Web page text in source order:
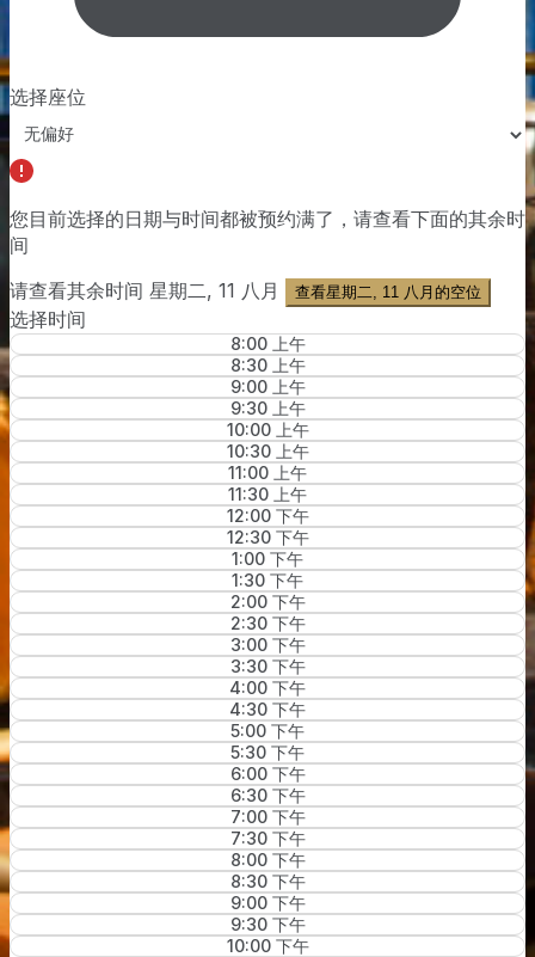
选择座位
您目前选择的日期与时间都被预约满了，请查看下面的其余时
间
请查看其余时间 星期二, 11 八月 查看星期二, 11 八月的空位
选择时间
8:00 上午
8:30 上午
9:00 上午
9:30 上午
10:00 上午
10:30 上午
11:00 上午
11:30 上午
12:00 下午
12:30 下午
1:00 下午
1:30 下午
2:00 下午
2:30 下午
3:00 下午
3:30 下午
4:00 下午
4:30 下午
5:00 下午
5:30 下午
6:00 下午
6:30 下午
7:00 下午
7:30 下午
8:00 下午
8:30 下午
9:00 下午
9:30 下午
10:00 下午